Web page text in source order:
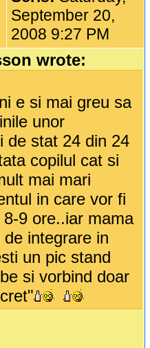
September 20,
2008 9:27 PM
wrote:
e si mai greu sa
unor
de stat 24 din 24
copilul cat si
mai mari
in care vor fi
9 ore..iar mama
integrare in
un pic stand
si vorbind doar